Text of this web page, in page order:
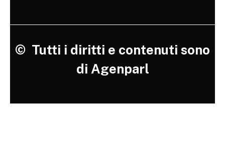
© Tutti i diritti e contenuti sono
di Agenparl